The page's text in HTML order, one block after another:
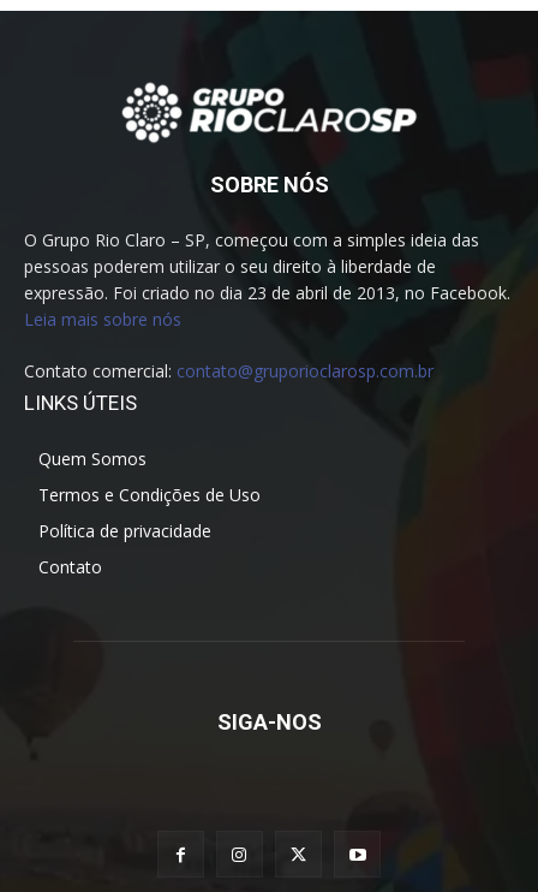
SOBRE NÓS
O Grupo Rio Claro – SP, começou com a simples ideia das
pessoas poderem utilizar o seu direito à liberdade de
expressão. Foi criado no dia 23 de abril de 2013, no Facebook.
Leia mais sobre nós
Contato comercial: contato@gruporioclarosp.com.br
LINKS ÚTEIS
Quem Somos
Termos e Condições de Uso
Política de privacidade
Contato
SIGA-NOS